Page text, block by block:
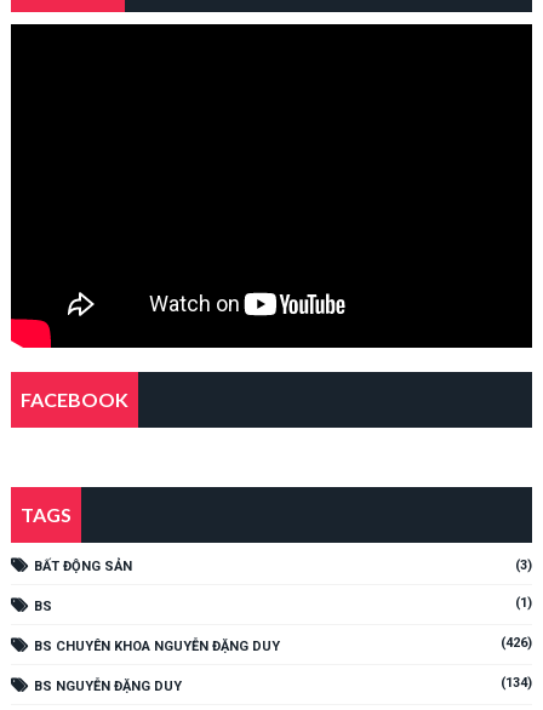
FACEBOOK
TAGS
BẤT ĐỘNG SẢN (3)
BS (1)
BS CHUYÊN KHOA NGUYỄN ĐẶNG DUY (426)
BS NGUYỄN ĐẶNG DUY (134)